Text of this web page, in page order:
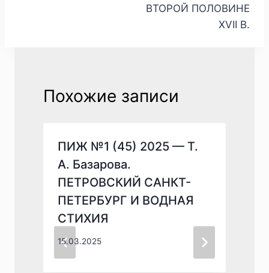
ВТОРОЙ ПОЛОВИНЕ
XVII В.
Похожие записи
ПИЖ №1 (45) 2025 — Т.
А. Базарова.
ПЕТРОВСКИЙ САНКТ-
ПЕТЕРБУРГ И ВОДНАЯ
СТИХИЯ
15.03.2025